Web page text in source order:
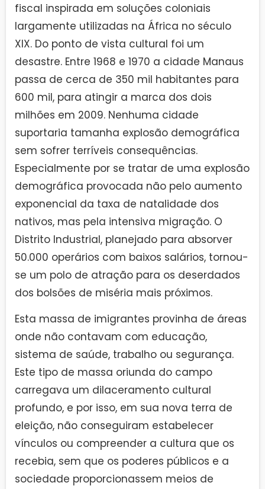
fiscal inspirada em soluções coloniais
largamente utilizadas na África no século
XIX. Do ponto de vista cultural foi um
desastre. Entre 1968 e 1970 a cidade Manaus
passa de cerca de 350 mil habitantes para
600 mil, para atingir a marca dos dois
milhões em 2009. Nenhuma cidade
suportaria tamanha explosão demográfica
sem sofrer terríveis consequências.
Especialmente por se tratar de uma explosão
demográfica provocada não pelo aumento
exponencial da taxa de natalidade dos
nativos, mas pela intensiva migração. O
Distrito Industrial, planejado para absorver
50.000 operários com baixos salários, tornou-
se um polo de atração para os deserdados
dos bolsões de miséria mais próximos.
Esta massa de imigrantes provinha de áreas
onde não contavam com educação,
sistema de saúde, trabalho ou segurança.
Este tipo de massa oriunda do campo
carregava um dilaceramento cultural
profundo, e por isso, em sua nova terra de
eleição, não conseguiram estabelecer
vínculos ou compreender a cultura que os
recebia, sem que os poderes públicos e a
sociedade proporcionassem meios de